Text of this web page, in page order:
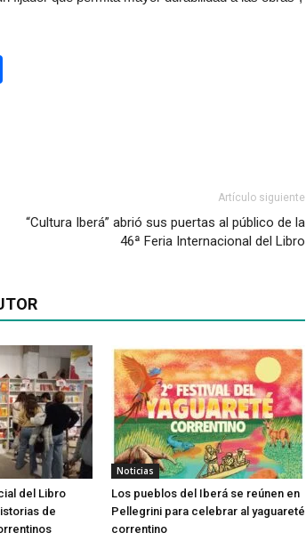
Artículo siguiente
“Cultura Iberá” abrió sus puertas al público de la
46ª Feria Internacional del Libro
del Libro
de
Noticias
Los pueblos del Iberá se reúnen en
Pellegrini para celebrar al yaguareté
correntino